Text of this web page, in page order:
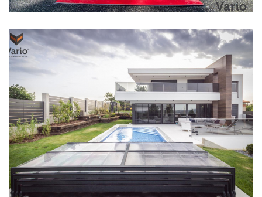
Alumínium Kerítések